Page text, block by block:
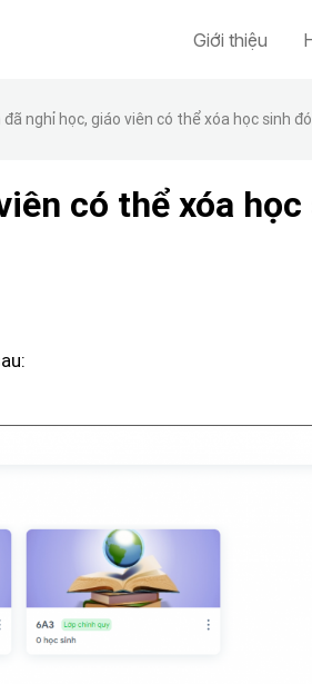
Giới thiệu
đã nghỉ học, giáo viên có thể xóa học sinh
có thể xóa